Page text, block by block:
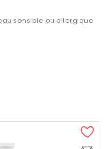
sensible ou allergique